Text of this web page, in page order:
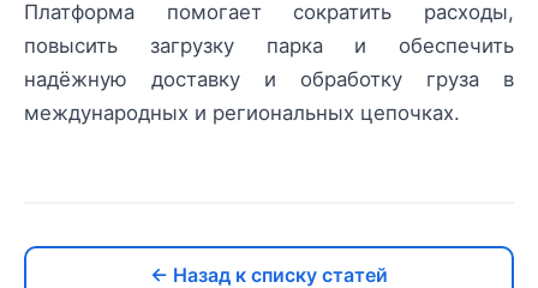
Платформа помогает сократить расходы,
повысить загрузку парка и обеспечить
надёжную доставку и обработку груза в
международных и региональных цепочках.
← Назад к списку статей